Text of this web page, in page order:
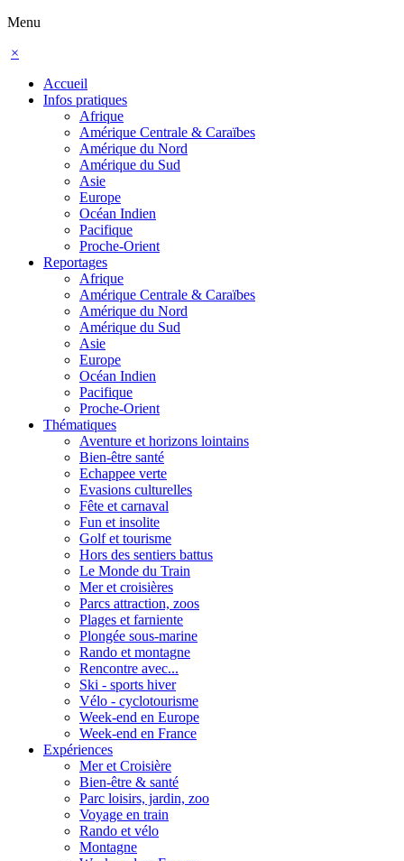
Menu
×
Accueil
Infos pratiques
Afrique
Amérique Centrale & Caraïbes
Amérique du Nord
Amérique du Sud
Asie
Europe
Océan Indien
Pacifique
Proche-Orient
Reportages
Afrique
Amérique Centrale & Caraïbes
Amérique du Nord
Amérique du Sud
Asie
Europe
Océan Indien
Pacifique
Proche-Orient
Thématiques
Aventure et horizons lointains
Bien-être santé
Echappee verte
Evasions culturelles
Fête et carnaval
Fun et insolite
Golf et tourisme
Hors des sentiers battus
Le Monde du Train
Mer et croisières
Parcs attraction, zoos
Plages et farniente
Plongée sous-marine
Rando et montagne
Rencontre avec...
Ski - sports hiver
Vélo - cyclotourisme
Week-end en Europe
Week-end en France
Expériences
Mer et Croisière
Bien-être & santé
Parc loisirs, jardin, zoo
Voyage en train
Rando et vélo
Montagne